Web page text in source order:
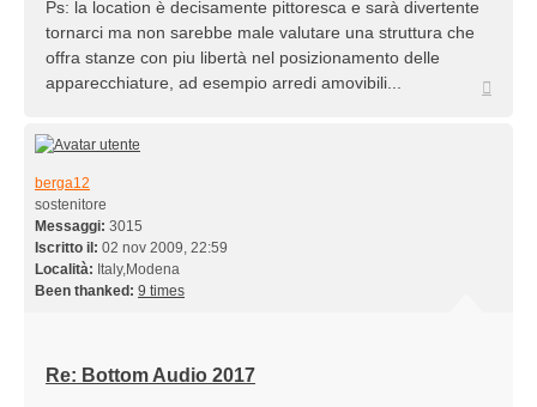
Ps: la location è decisamente pittoresca e sarà divertente
tornarci ma non sarebbe male valutare una struttura che
offra stanze con piu libertà nel posizionamento delle
apparecchiature, ad esempio arredi amovibili...
berga12
sostenitore
Messaggi: 3015
Iscritto il: 02 nov 2009, 22:59
Località: Italy,Modena
Been thanked: 9 times
Re: Bottom Audio 2017